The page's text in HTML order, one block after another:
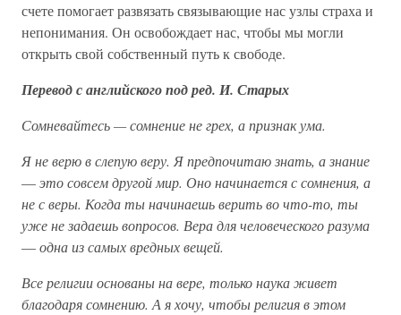
счете помогает развязать связывающие нас узлы страха и
непонимания. Он освобождает нас, чтобы мы могли
открыть свой собственный путь к свободе.
Перевод с английского под ред. И. Старых
Сомневайтесь — сомнение не грех, а признак ума.
Я не верю в слепую веру. Я предпочитаю знать, а знание
—это совсем другой мир. Оно начинается с сомнения, а
не с веры. Когда ты начинаешь верить во что-то, ты
уже не задаешь вопросов. Вера для человеческого разума
—одна из самых вредных вещей.
Все религии основаны на вере, только наука живет
благодаря сомнению. А я хочу, чтобы религия в этом